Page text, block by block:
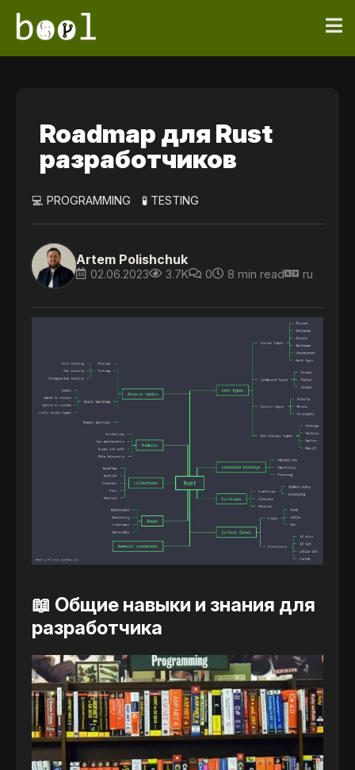
Roadmap для Rust
разработчиков
💻 PROGRAMMING 🧪 TESTING
Artem Polishchuk
02.06.2023 3.7K 0 8 min read ru
📖 Общие навыки и знания для
разработчика